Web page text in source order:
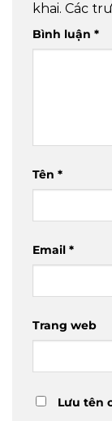
khai. Các
Bình luận *
Tên *
Email *
Trang web
Lưu tên